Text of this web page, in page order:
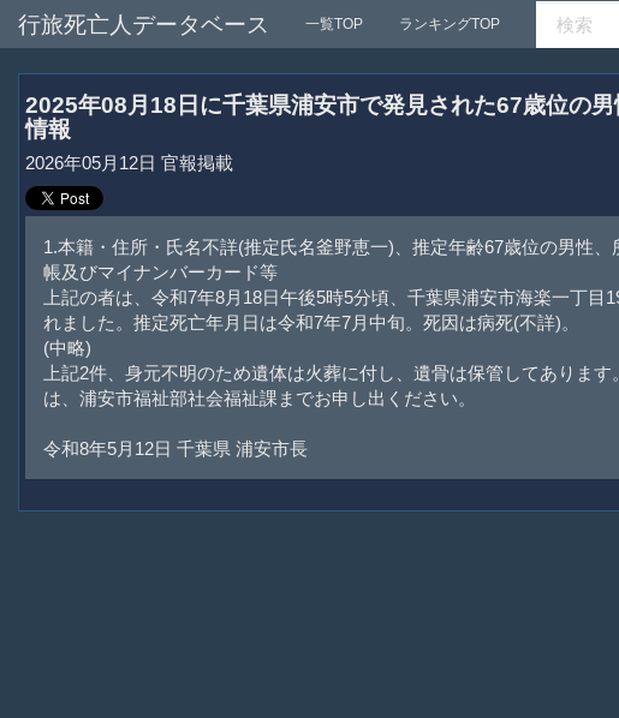
行旅死亡人データベース 一覧TOP ランキングTOP
2025年08月18日に千葉県浦安市で発見された67歳位の
情報
2026年05月12日 官報掲載
1.本籍・住所・氏名不詳(推定氏名釜野恵一)、推定年齢67歳位の男性、
帳及びマイナンバーカード等
上記の者は、令和7年8月18日午後5時5分頃、千葉県浦安市海楽一丁目
れました。推定死亡年月日は令和7年7月中旬。死因は病死(不詳)。
(中略)
上記2件、身元不明のため遺体は火葬に付し、遺骨は保管してありま
は、浦安市福祉部社会福祉課までお申し出ください。
令和8年5月12日 千葉県 浦安市長